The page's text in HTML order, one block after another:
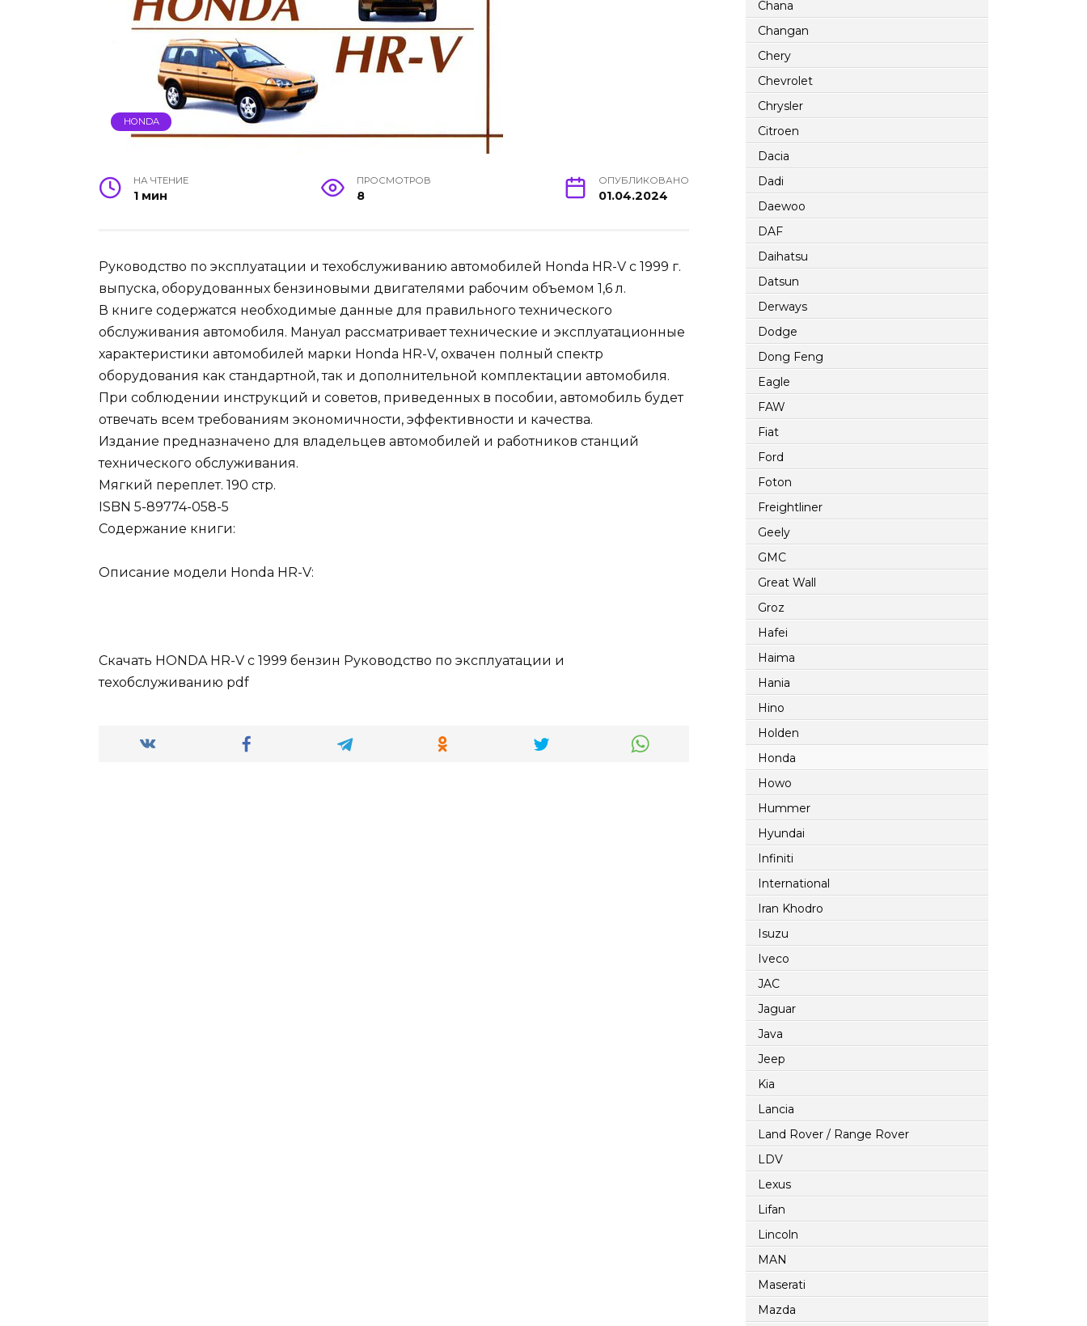
HONDA
НА ЧТЕНИЕ
1 мин
ПРОСМОТРОВ
8
ОПУБЛИКОВАНО
01.04.2024
Руководство по эксплуатации и техобслуживанию автомобилей Honda HR-V с 1999 г.
выпуска, оборудованных бензиновыми двигателями рабочим объемом 1,6 л.
В книге содержатся необходимые данные для правильного технического
обслуживания автомобиля. Мануал рассматривает технические и эксплуатационные
характеристики автомобилей марки Honda HR-V, охвачен полный спектр
оборудования как стандартной, так и дополнительной комплектации автомобиля.
При соблюдении инструкций и советов, приведенных в пособии, автомобиль будет
отвечать всем требованиям экономичности, эффективности и качества.
Издание предназначено для владельцев автомобилей и работников станций
технического обслуживания.
Мягкий переплет. 190 стр.
ISBN 5-89774-058-5
Содержание книги:
Описание модели Honda HR-V:
Скачать HONDA HR-V с 1999 бензин Руководство по эксплуатации и
техобслуживанию pdf
Chana
Changan
Chery
Chevrolet
Chrysler
Citroen
Dacia
Dadi
Daewoo
DAF
Daihatsu
Datsun
Derways
Dodge
Dong Feng
Eagle
FAW
Fiat
Ford
Foton
Freightliner
Geely
GMC
Great Wall
Groz
Hafei
Haima
Hania
Hino
Holden
Honda
Howo
Hummer
Hyundai
Infiniti
International
Iran Khodro
Isuzu
Iveco
JAC
Jaguar
Java
Jeep
Kia
Lancia
Land Rover / Range Rover
LDV
Lexus
Lifan
Lincoln
MAN
Maserati
Mazda